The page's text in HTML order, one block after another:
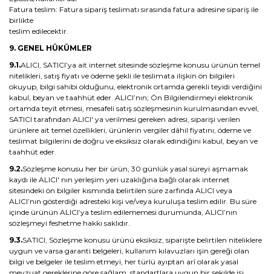
Fatura teslim: Fatura sipariş teslimatı sırasında fatura adresine sipariş ile
birlikte
teslim edilecektir.
9. GENEL HÜKÜMLER
9.1.ALICI, SATICI’ya ait internet sitesinde sözleşme konusu ürünün temel
nitelikleri, satış fiyatı ve ödeme şekli ile teslimata ilişkin ön bilgileri
okuyup, bilgi sahibi olduğunu, elektronik ortamda gerekli teyidi verdiğini
kabul, beyan ve taahhüt eder. ALICI’nın; Ön Bilgilendirmeyi elektronik
ortamda teyit etmesi, mesafeli satış sözleşmesinin kurulmasından evvel,
SATICI tarafından ALICI' ya verilmesi gereken adresi, siparişi verilen
ürünlere ait temel özellikleri, ürünlerin vergiler dâhil fiyatını, ödeme ve
teslimat bilgilerini de doğru ve eksiksiz olarak edindiğini kabul, beyan ve
taahhüt eder.
9.2.Sözleşme konusu her bir ürün, 30 günlük yasal süreyi aşmamak
kaydı ile ALICI' nın yerleşim yeri uzaklığına bağlı olarak internet
sitesindeki ön bilgiler kısmında belirtilen süre zarfında ALICI veya
ALICI’nın gösterdiği adresteki kişi ve/veya kuruluşa teslim edilir. Bu süre
içinde ürünün ALICI’ya teslim edilememesi durumunda, ALICI’nın
sözleşmeyi feshetme hakkı saklıdır.
9.3.SATICI, Sözleşme konusu ürünü eksiksiz, siparişte belirtilen niteliklere
uygun ve varsa garanti belgeleri, kullanım kılavuzları işin gereği olan
bilgi ve belgeler ile teslim etmeyi, her türlü ayıptan arî olarak yasal